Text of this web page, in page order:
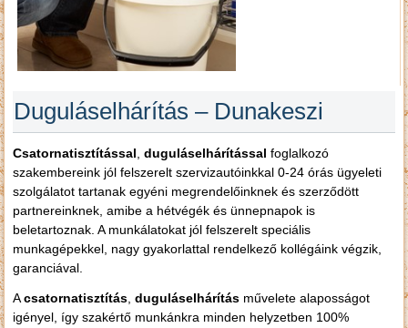
Duguláselhárítás – Dunakeszi
Csatornatisztítással ,duguláselhárítással foglalkozó
szakembereink jól felszerelt szervizautóinkkal 0-24 órás ügyeleti
szolgálatot tartanak egyéni megrendelőinknek és szerződött
partnereinknek, amibe a hétvégék és ünnepnapok is
beletartoznak. A munkálatokat jól felszerelt speciális
munkagépekkel, nagy gyakorlattal rendelkező kollégáink végzik,
garanciával.
Acsatornatisztítás ,duguláselhárítás művelete alaposságot
igényel, így szakértő munkánkra minden helyzetben 100%